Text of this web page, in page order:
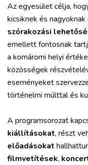
Az egyesület célja,
kicsiknek és
szórakozási
emellett fontosnak
a komáromi helyi
közösségek
eseményeket
történelmi múlttal és
A programsorozat
kiállításokat, részt
előadásokat
filmvetítések,